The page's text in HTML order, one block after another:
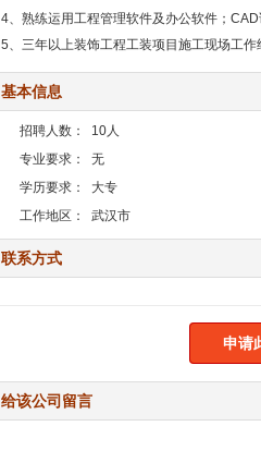
4、熟练运用工程管理软件及办公软件；CAD
5、三年以上装饰工程工装项目施工现场工作
基本信息
招聘人数： 10人
专业要求：
无
学历要求：
大专
工作地区：
武汉市
联系方式
申请
给该公司留言